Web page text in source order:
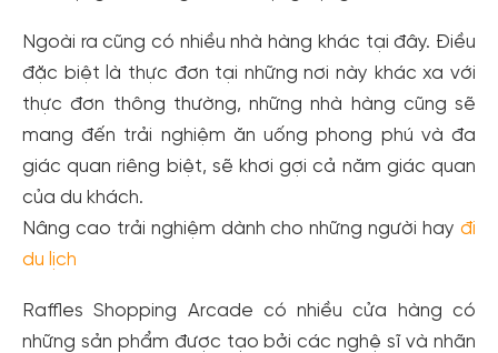
Ngoài ra cũng có nhiều nhà hàng khác tại đây. Điều
đặc biệt là thực đơn tại những nơi này khác xa với
thực đơn thông thường, những nhà hàng cũng sẽ
mang đến trải nghiệm ăn uống phong phú và đa
giác quan riêng biệt, sẽ khơi gợi cả năm giác quan
của du khách.
Nâng cao trải nghiệm dành cho những người hay đi
du lịch
Raffles Shopping Arcade có nhiều cửa hàng có
những sản phẩm được tạo bởi các nghệ sĩ và nhãn